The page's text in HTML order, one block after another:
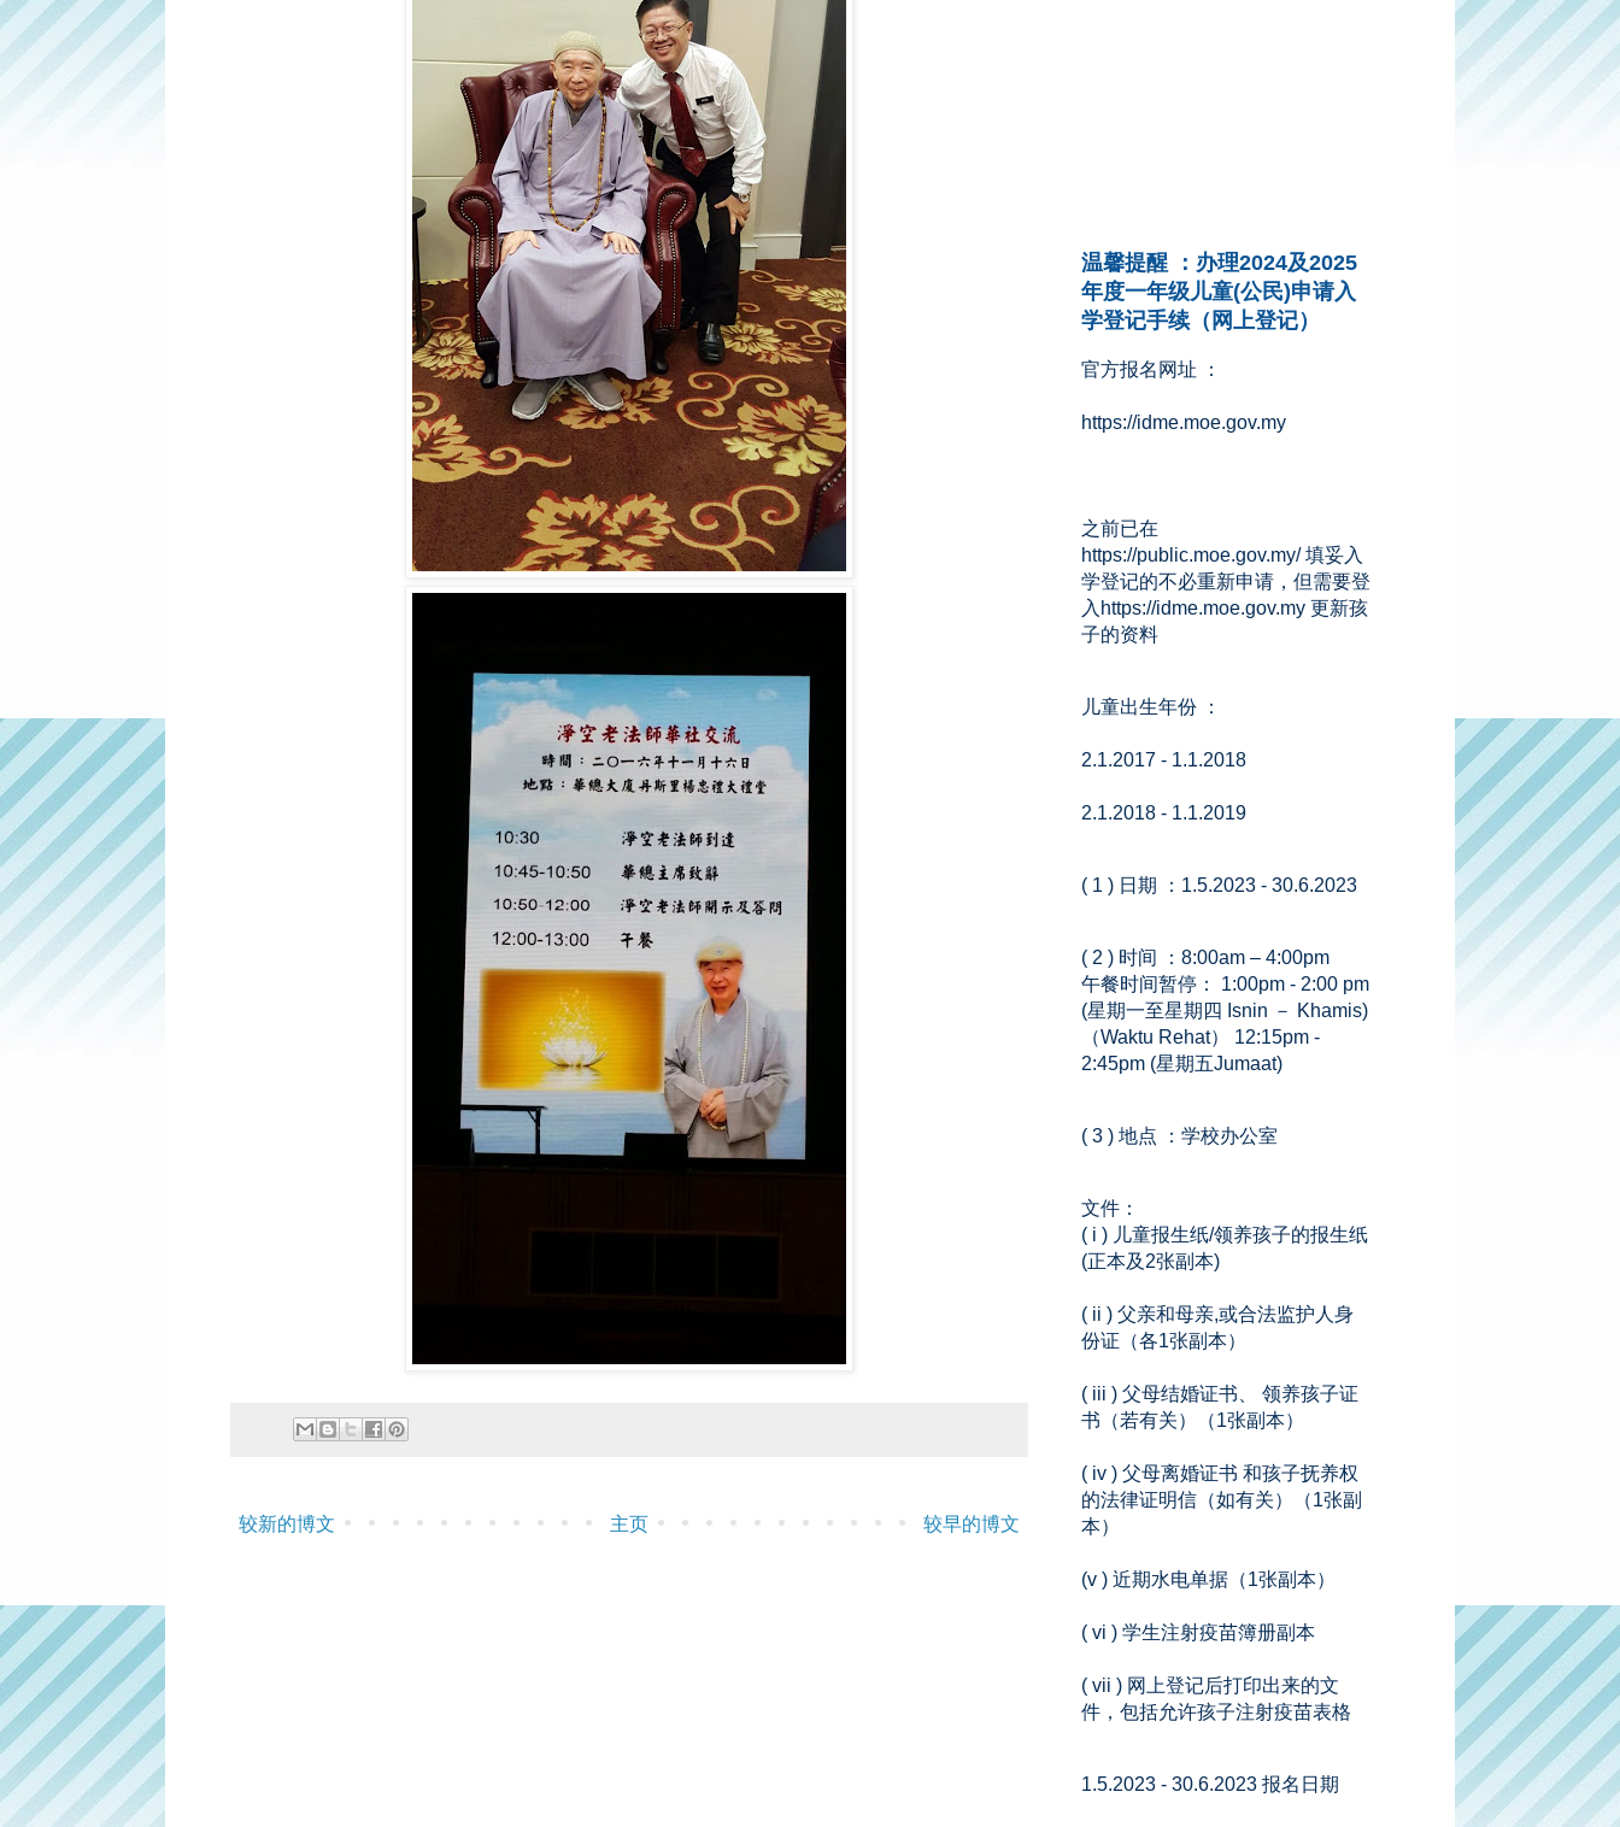
较新的博文 较早的博文
主页
温馨提醒 ：办理2024及2025
年度一年级儿童(公民)申请入
学登记手续（网上登记）
官方报名网址 ：
https://idme.moe.gov.my
之前已在
https://public.moe.gov.my/ 填妥入
学登记的不必重新申请，但需要登
入https://idme.moe.gov.my 更新孩
子的资料
儿童出生年份 ：
2.1.2017 - 1.1.2018
2.1.2018 - 1.1.2019
( 1 ) 日期 ：1.5.2023 - 30.6.2023
( 2 ) 时间 ：8:00am – 4:00pm
午餐时间暂停： 1:00pm - 2:00 pm
(星期一至星期四 Isnin － Khamis)
（Waktu Rehat） 12:15pm -
2:45pm (星期五Jumaat)
( 3 ) 地点 ：学校办公室
文件：
( i ) 儿童报生纸/领养孩子的报生纸
(正本及2张副本)
( ii ) 父亲和母亲,或合法监护人身
份证（各1张副本）
( iii ) 父母结婚证书、 领养孩子证
书（若有关）（1张副本）
( iv ) 父母离婚证书 和孩子抚养权
的法律证明信（如有关）（1张副
本）
(v ) 近期水电单据（1张副本）
( vi ) 学生注射疫苗簿册副本
( vii ) 网上登记后打印出来的文
件，包括允许孩子注射疫苗表格
1.5.2023 - 30.6.2023 报名日期